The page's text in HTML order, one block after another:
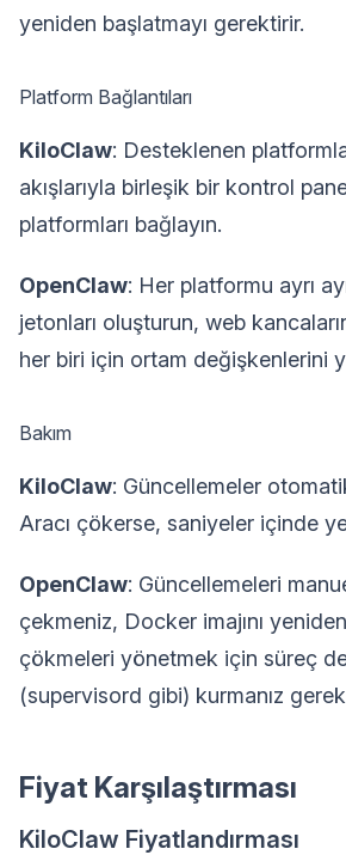
yeniden başlatmayı gerektirir.
Platform Bağlantıları
KiloClaw: Desteklenen
akışlarıyla birleşik bir kontrol
platformları bağlayın.
OpenClaw: Her platformu ayrı
jetonları oluşturun, web
her biri için ortam değişkenlerini
Bakım
KiloClaw: Güncellemeler
Aracı çökerse, saniyeler içinde
OpenClaw: Güncellemeleri
çekmeniz, Docker imajını
çökmeleri yönetmek için süreç
(supervisord gibi) kurmanız
Fiyat Karşılaştırması
KiloClaw Fiyatlandırması